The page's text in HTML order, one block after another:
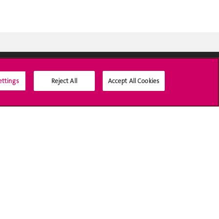
Médias sociaux UNIGE
Reject All Accept All Cookies